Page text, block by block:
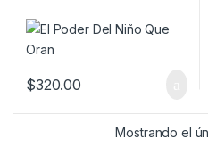
$320.00
Mostrando el